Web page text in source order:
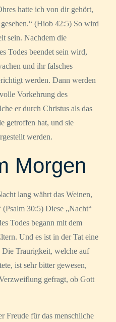
hatte ich von dir gehört,
(Hiob 42:5) So wird
sein. Nachdem die
Todes beendet sein wird,
und ihr falsches
werden. Dann werden
Vorkehrung des
er durch Christus als das
getroffen hat, und sie
werden.
Morgen
lang währt das Weinen,
30:5) Diese „Nacht“
Todes begann mit dem
Und es ist in der Tat eine
Die Traurigkeit, welche auf
ist sehr bitter gewesen,
gefragt, ob Gott
Freude für das menschliche